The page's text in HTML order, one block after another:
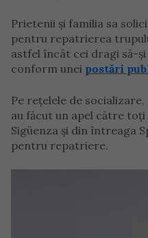
Prietenii și familia sa
pentru repatrierea
astfel încât cei dragi să-și
conform unei postări
Pe rețelele de
au făcut un apel către
Sigüenza și din întreaga
pentru repatriere.